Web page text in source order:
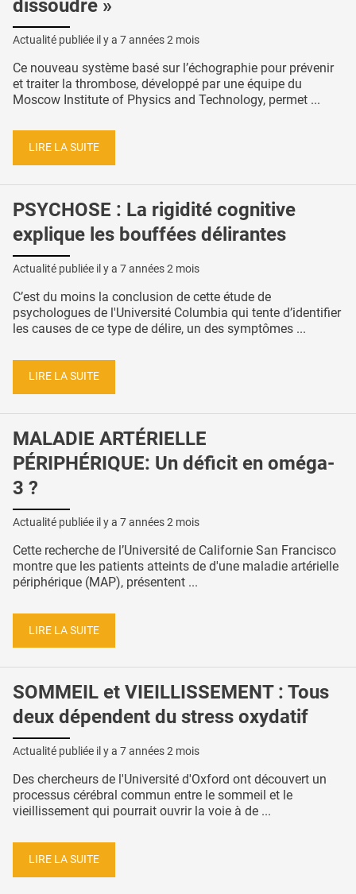
dissoudre »
Actualité publiée il y a 7 années 2 mois
Ce nouveau système basé sur l’échographie pour prévenir
et traiter la thrombose, développé par une équipe du
Moscow Institute of Physics and Technology, permet ...
LIRE LA SUITE
PSYCHOSE : La rigidité cognitive
explique les bouffées délirantes
Actualité publiée il y a 7 années 2 mois
C’est du moins la conclusion de cette étude de
psychologues de l'Université Columbia qui tente d’identifier
les causes de ce type de délire, un des symptômes ...
LIRE LA SUITE
MALADIE ARTÉRIELLE
PÉRIPHÉRIQUE: Un déficit en oméga-
3 ?
Actualité publiée il y a 7 années 2 mois
Cette recherche de l’Université de Californie San Francisco
montre que les patients atteints de d'une maladie artérielle
périphérique (MAP), présentent ...
LIRE LA SUITE
SOMMEIL et VIEILLISSEMENT : Tous
deux dépendent du stress oxydatif
Actualité publiée il y a 7 années 2 mois
Des chercheurs de l'Université d'Oxford ont découvert un
processus cérébral commun entre le sommeil et le
vieillissement qui pourrait ouvrir la voie à de ...
LIRE LA SUITE